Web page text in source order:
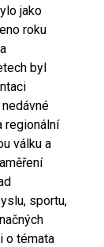
jako
roku
byl
regionální
válku a
sportu,
o témata